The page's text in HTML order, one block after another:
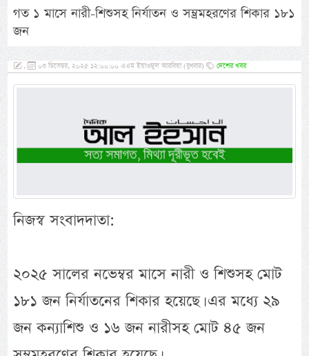
গত ১ মাসে নারী-শিশুসহ নির্যাতন ও সম্ভ্রমহরণের শিকার ১৮১
জন
, ০৩ ডিসেম্বর, ২০২৫ ১২:০০:০০ এএম ইয়াওমুল আরবিয়া (বুধবার) দেশের খবর
নিজস্ব সংবাদদাতা:
২০২৫ সালের নভেম্বর মাসে নারী ও শিশুসহ মোট
১৮১ জন নির্যাতনের শিকার হয়েছে। এর মধ্যে ২৯
জন কন্যাশিশু ও ১৬ জন নারীসহ মোট ৪৫ জন